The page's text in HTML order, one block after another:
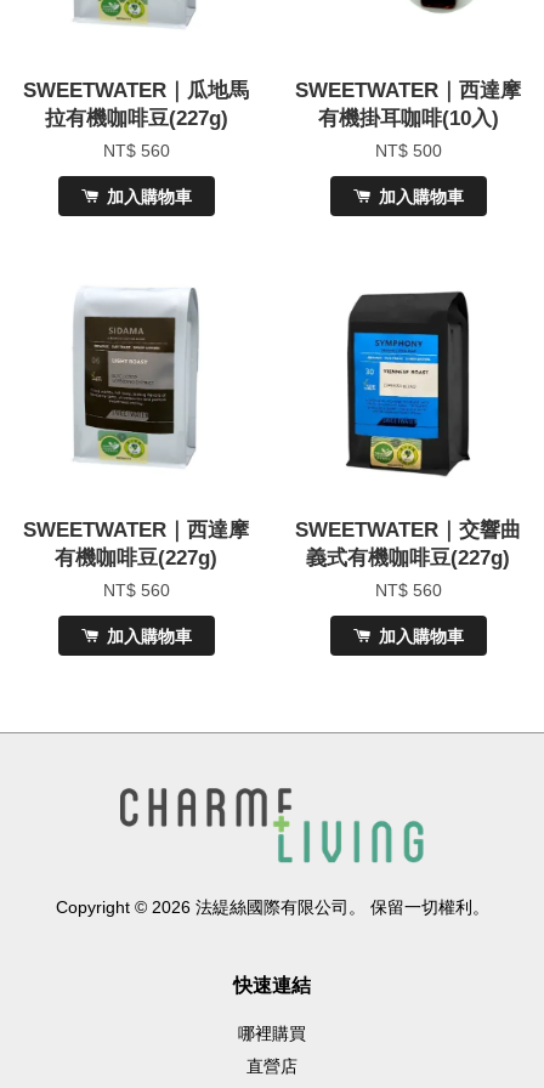
SWEETWATER｜瓜地馬
拉有機咖啡豆(227g)
NT$ 560
加入購物車
SWEETWATER｜西達摩
有機掛耳咖啡(10入)
NT$ 500
加入購物車
SWEETWATER｜西達摩
有機咖啡豆(227g)
NT$ 560
加入購物車
SWEETWATER｜交響曲
義式有機咖啡豆(227g)
NT$ 560
加入購物車
Copyright © 2026 法緹絲國際有限公司。 保留一切權利。
快速連結
哪裡購買
直營店